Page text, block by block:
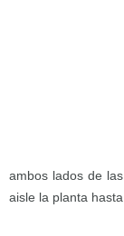
ambos lados de
aisle la planta